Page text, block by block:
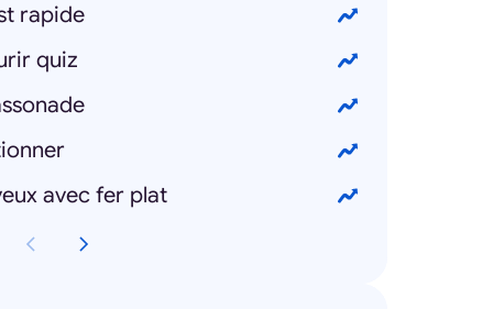
rapide
quiz
avec fer plat